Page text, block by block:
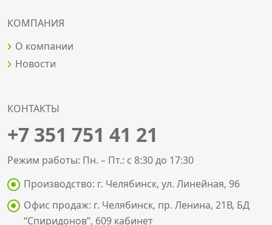
КОМПАНИЯ
О компании
Новости
КОНТАКТЫ
+7 351 751 41 21
Режим работы: Пн. – Пт.: с 8:30 до 17:30
Производство: г. Челябинск, ул. Линейная, 96
Офис продаж: г. Челябинск, пр. Ленина, 21В, БД
“Спиридонов”, 609 кабинет